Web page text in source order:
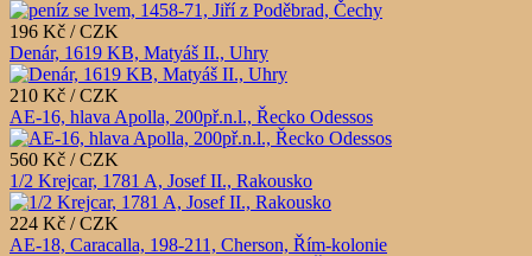
196 Kč / CZK
Denár, 1619 KB, Matyáš II., Uhry
210 Kč / CZK
AE-16, hlava Apolla, 200př.n.l., Řecko Odessos
560 Kč / CZK
1/2 Krejcar, 1781 A, Josef II., Rakousko
224 Kč / CZK
AE-18, Caracalla, 198-211, Cherson, Řím-kolonie